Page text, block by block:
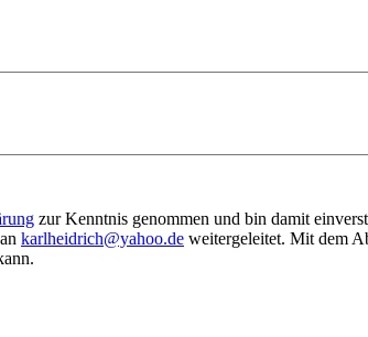
zur Kenntnis genommen und bin damit
karlheidrich@yahoo.de weitergeleitet. Mit dem